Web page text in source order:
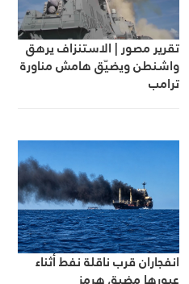
تقرير مصور | الاستنزاف يرهق
واشنطن ويضيّق هامش مناورة
ترامب
انفجاران قرب ناقلة نفط أثناء
عبورها مضيق هرمز